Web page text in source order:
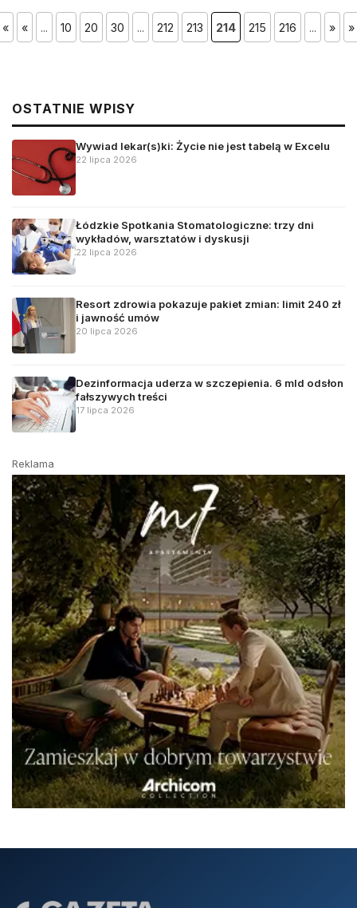
« « ... 10 20 30 ... 212 213 214 215 216 ... » »
OSTATNIE WPISY
Wywiad lekar(s)ki: Życie nie jest tabelą w Excelu
22 lipca 2026
Łódzkie Spotkania Stomatologiczne: trzy dni
wykładów, warsztatów i dyskusji
22 lipca 2026
Resort zdrowia pokazuje pakiet zmian: limit 240 zł
i jawność umów
20 lipca 2026
Dezinformacja uderza w szczepienia. 6 mld odsłon
fałszywych treści
17 lipca 2026
Reklama